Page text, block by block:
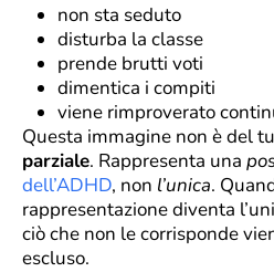
non sta seduto
disturba la classe
prende brutti voti
dimentica i compiti
viene rimproverato
Questa immagine non è del
parziale. Rappresenta una
dell’ADHD, non l’unica.
rappresentazione diventa
ciò che non le corrisponde
escluso.